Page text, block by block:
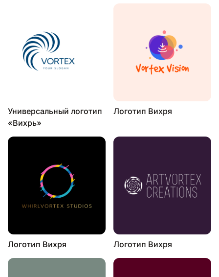
Универсальный логотип
«Вихрь»
Логотип Вихря
Логотип Вихря Логотип Вихря